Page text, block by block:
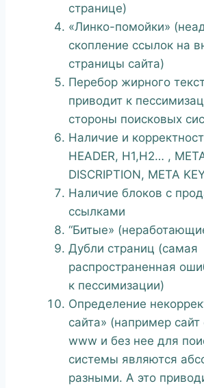
странице)
«Линко-помойки»
скопление ссылок на
страницы сайта)
Перебор жирного
приводит к
стороны поисковых
Наличие и
HEADER, H1,H2… ,
DISCRIPTION, META
Наличие блоков с
ссылками
“Битые»
Дубли страниц (самая
распространенная
к пессимизации)
Определение
сайта» (например сайт
www и без нее для
системы являются
разными. А это